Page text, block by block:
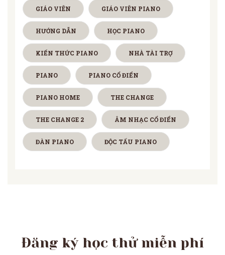
GIÁO VIÊN GIÁO VIÊN PIANO
HƯỚNG DẪN HỌC PIANO
KIẾN THỨC PIANO NHÀ TÀI TRỢ
PIANO PIANO CỔ ĐIỂN
PIANO HOME THE CHANGE
THE CHANGE 2 ÂM NHẠC CỔ ĐIỂN
ĐÀN PIANO ĐỘC TẤU PIANO
Đăng ký học thử miễn phí